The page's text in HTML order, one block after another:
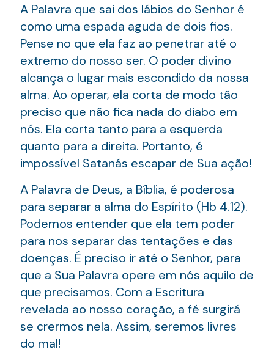
A Palavra que sai dos lábios do Senhor é
como uma espada aguda de dois fios.
Pense no que ela faz ao penetrar até o
extremo do nosso ser. O poder divino
alcança o lugar mais escondido da nossa
alma. Ao operar, ela corta de modo tão
preciso que não fica nada do diabo em
nós. Ela corta tanto para a esquerda
quanto para a direita. Portanto, é
impossível Satanás escapar de Sua ação!
A Palavra de Deus, a Bíblia, é poderosa
para separar a alma do Espírito (Hb 4.12).
Podemos entender que ela tem poder
para nos separar das tentações e das
doenças. É preciso ir até o Senhor, para
que a Sua Palavra opere em nós aquilo de
que precisamos. Com a Escritura
revelada ao nosso coração, a fé surgirá
se crermos nela. Assim, seremos livres
do mal!